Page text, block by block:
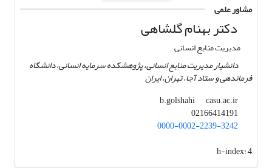
مشاور علمی
دکتر بهنام گلشاهی
مدیریت منابع انسانی
دانشیار مدیریت منابع انسانی، پژوهشکده سرمایه انسانی، دانشگاه
فرماندهی و ستاد آجا، تهران، ایران
b.golshahi
casu.ac.ir
0000-0002-2239-3242
h-index:4